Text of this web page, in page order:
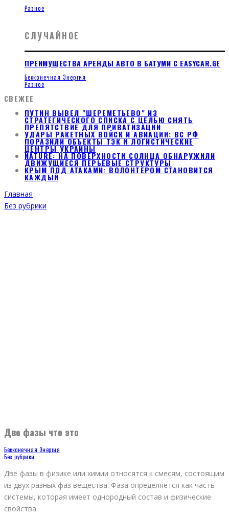
Разное
СЛУЧАЙНОЕ
ПРЕИМУЩЕСТВА АРЕНДЫ АВТО В БАТУМИ С EASYCAR.GE
Бесконечная Энергия
Разное
СВЕЖЕЕ
ПУТИН ВЫВЕЛ "ШЕРЕМЕТЬЕВО" ИЗ
СТРАТЕГИЧЕСКОГО СПИСКА С ЦЕЛЬЮ СНЯТЬ
ПРЕПЯТСТВИЕ ДЛЯ ПРИВАТИЗАЦИИ
УДАРЫ РАКЕТНЫХ ВОЙСК И АВИАЦИИ: ВС РФ
ПОРАЗИЛИ ОБЪЕКТЫ ТЭК И ЛОГИСТИЧЕСКИЕ
ЦЕНТРЫ УКРАИНЫ
NATURE: НА ПОВЕРХНОСТИ СОЛНЦА ОБНАРУЖИЛИ
ДВИЖУЩИЕСЯ ПЕРЬЕВЫЕ СТРУКТУРЫ
КРЫМ ПОД АТАКАМИ: ВОЛОНТЕРОМ СТАНОВИТСЯ
КАЖДЫЙ
Главная
Без рубрики
Две фазы что это
Бесконечная Энергия
Без рубрики
Две фазы в физике или химии относятся к смесям, состоящим
из двух разных фаз вещества. Фаза определяется как часть
системы, которая имеет однородный состав и физические
свойства.